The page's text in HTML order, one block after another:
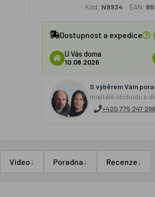
Kód: N9934 EAN:
Dostupnost a expedice
U Vás doma
10.08.2026
S výběrem Vám
majitelé obchodu s
+420 775 247 296
Video↓ Poradna↓ Recenze↓